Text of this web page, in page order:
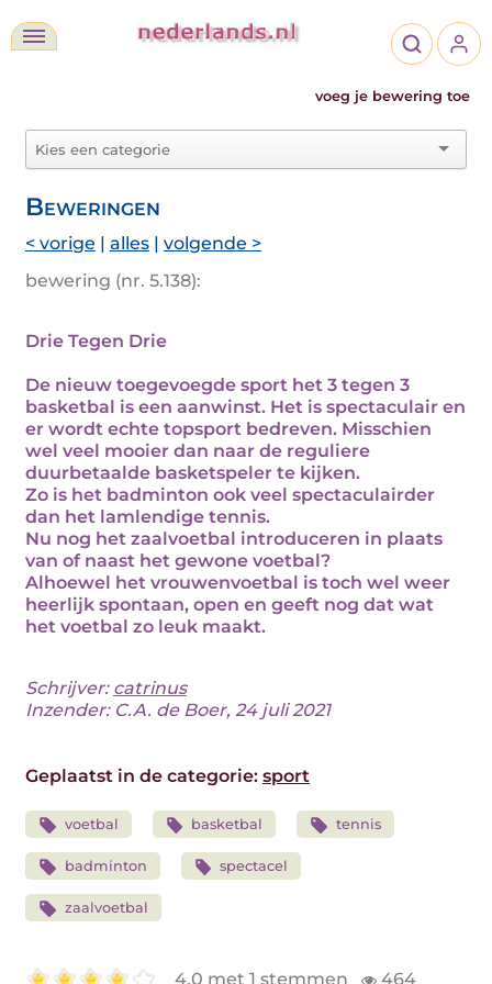
voeg je bewering toe
Beweringen
< vorige | alles | volgende >
bewering (nr. 5.138):
Drie Tegen Drie
De nieuw toegevoegde sport het 3 tegen 3
basketbal is een aanwinst. Het is spectaculair en
er wordt echte topsport bedreven. Misschien
wel veel mooier dan naar de reguliere
duurbetaalde basketspeler te kijken.
Zo is het badminton ook veel spectaculairder
dan het lamlendige tennis.
Nu nog het zaalvoetbal introduceren in plaats
van of naast het gewone voetbal?
Alhoewel het vrouwenvoetbal is toch wel weer
heerlijk spontaan, open en geeft nog dat wat
het voetbal zo leuk maakt.
Schrijver: catrinus
Inzender: C.A. de Boer, 24 juli 2021
Geplaatst in de categorie: sport
voetbal basketbal tennis
badminton spectacel
zaalvoetbal
4.0 met 1 stemmen 464